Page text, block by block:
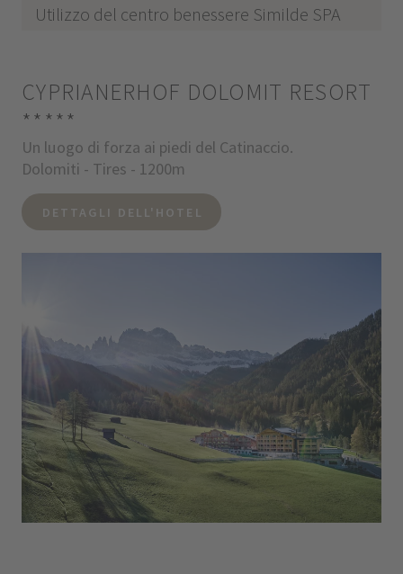
Utilizzo del centro benessere Similde SPA
CYPRIANERHOF DOLOMIT RESORT
*****
Un luogo di forza ai piedi del Catinaccio.
Dolomiti - Tires - 1200m
DETTAGLI DELL'HOTEL